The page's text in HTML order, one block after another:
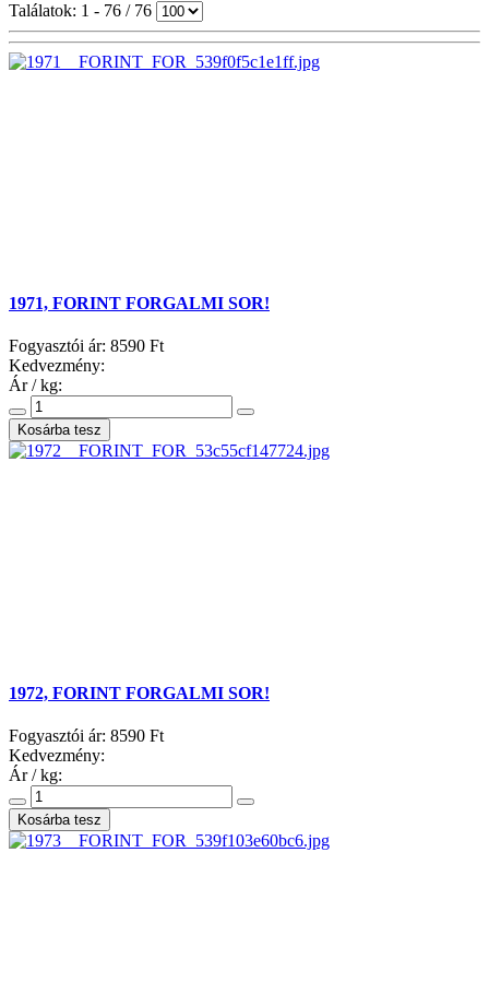
Találatok: 1 - 76 / 76
1971, FORINT FORGALMI SOR!
Fogyasztói ár: 8590 Ft
Kedvezmény:
Ár / kg:
1972, FORINT FORGALMI SOR!
Fogyasztói ár: 8590 Ft
Kedvezmény:
Ár / kg: